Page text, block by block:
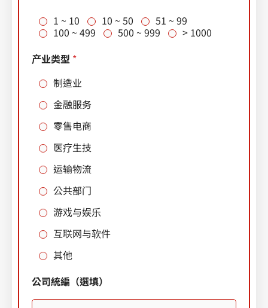
（
請
填
寫
完
名
）
1 ~ 10
10 ~ 50
51 ~ 99
100 ~ 499
500 ~ 999
> 1000
产业类型 *
制造业
金融服务
零售电商
医疗生技
运输物流
公共部门
游戏与娱乐
互联网与软件
其他
公司統編（選填）